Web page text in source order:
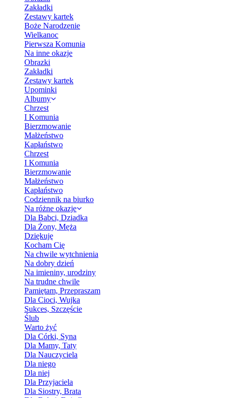
Zakładki
Zestawy kartek
Boże Narodzenie
Wielkanoc
Pierwsza Komunia
Na inne okazje
Obrazki
Zakładki
Zestawy kartek
Upominki
Albumy
Chrzest
I Komunia
Bierzmowanie
Małżeństwo
Kapłaństwo
Chrzest
I Komunia
Bierzmowanie
Małżeństwo
Kapłaństwo
Codziennik na biurko
Na różne okazje
Dla Babci, Dziadka
Dla Żony, Męża
Dziękuję
Kocham Cię
Na chwile wytchnienia
Na dobry dzień
Na imieniny, urodziny
Na trudne chwile
Pamiętam, Przepraszam
Dla Cioci, Wujka
Sukces, Szczęście
Ślub
Warto żyć
Dla Córki, Syna
Dla Mamy, Taty
Dla Nauczyciela
Dla niego
Dla niej
Dla Przyjaciela
Dla Siostry, Brata